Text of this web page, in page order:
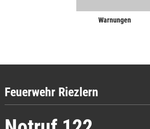
Warnungen
Feuerwehr Riezlern